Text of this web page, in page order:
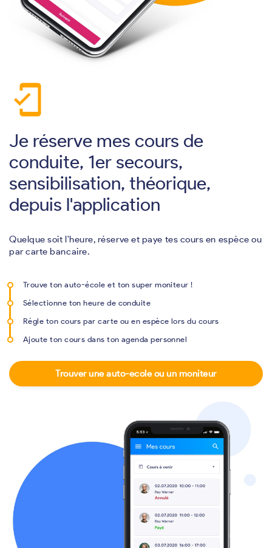
mobile_friendly
Je réserve mes cours de
conduite, 1er secours,
sensibilisation, théorique,
depuis l'application
Quelque soit l'heure, réserve et paye tes cours en espèce ou
par carte bancaire.
Trouve ton auto-école et ton super moniteur !
Sélectionne ton heure de conduite
Régle ton cours par carte ou en espèce lors du cours
Ajoute ton cours dans ton agenda personnel
Trouver une auto-ecole ou un moniteur